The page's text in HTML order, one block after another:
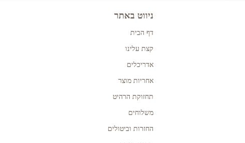
ניווט באתר
דף הבית
קצת עלינו
אדריכלים
אחריות מוצר
תחזוקת הרהיט
משלוחים
החזרות וביטולים